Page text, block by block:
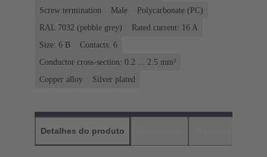
Screw termination
Male
Polycarbonate (PC)
RAL 7032 (pebble grey)
Rated current: ‌16 A
Size: 6 B
Contacts: 6
Conductor cross-section: 0.2 ... 2.5 mm²
Copper alloy
Silver plated
Detalhes do produto